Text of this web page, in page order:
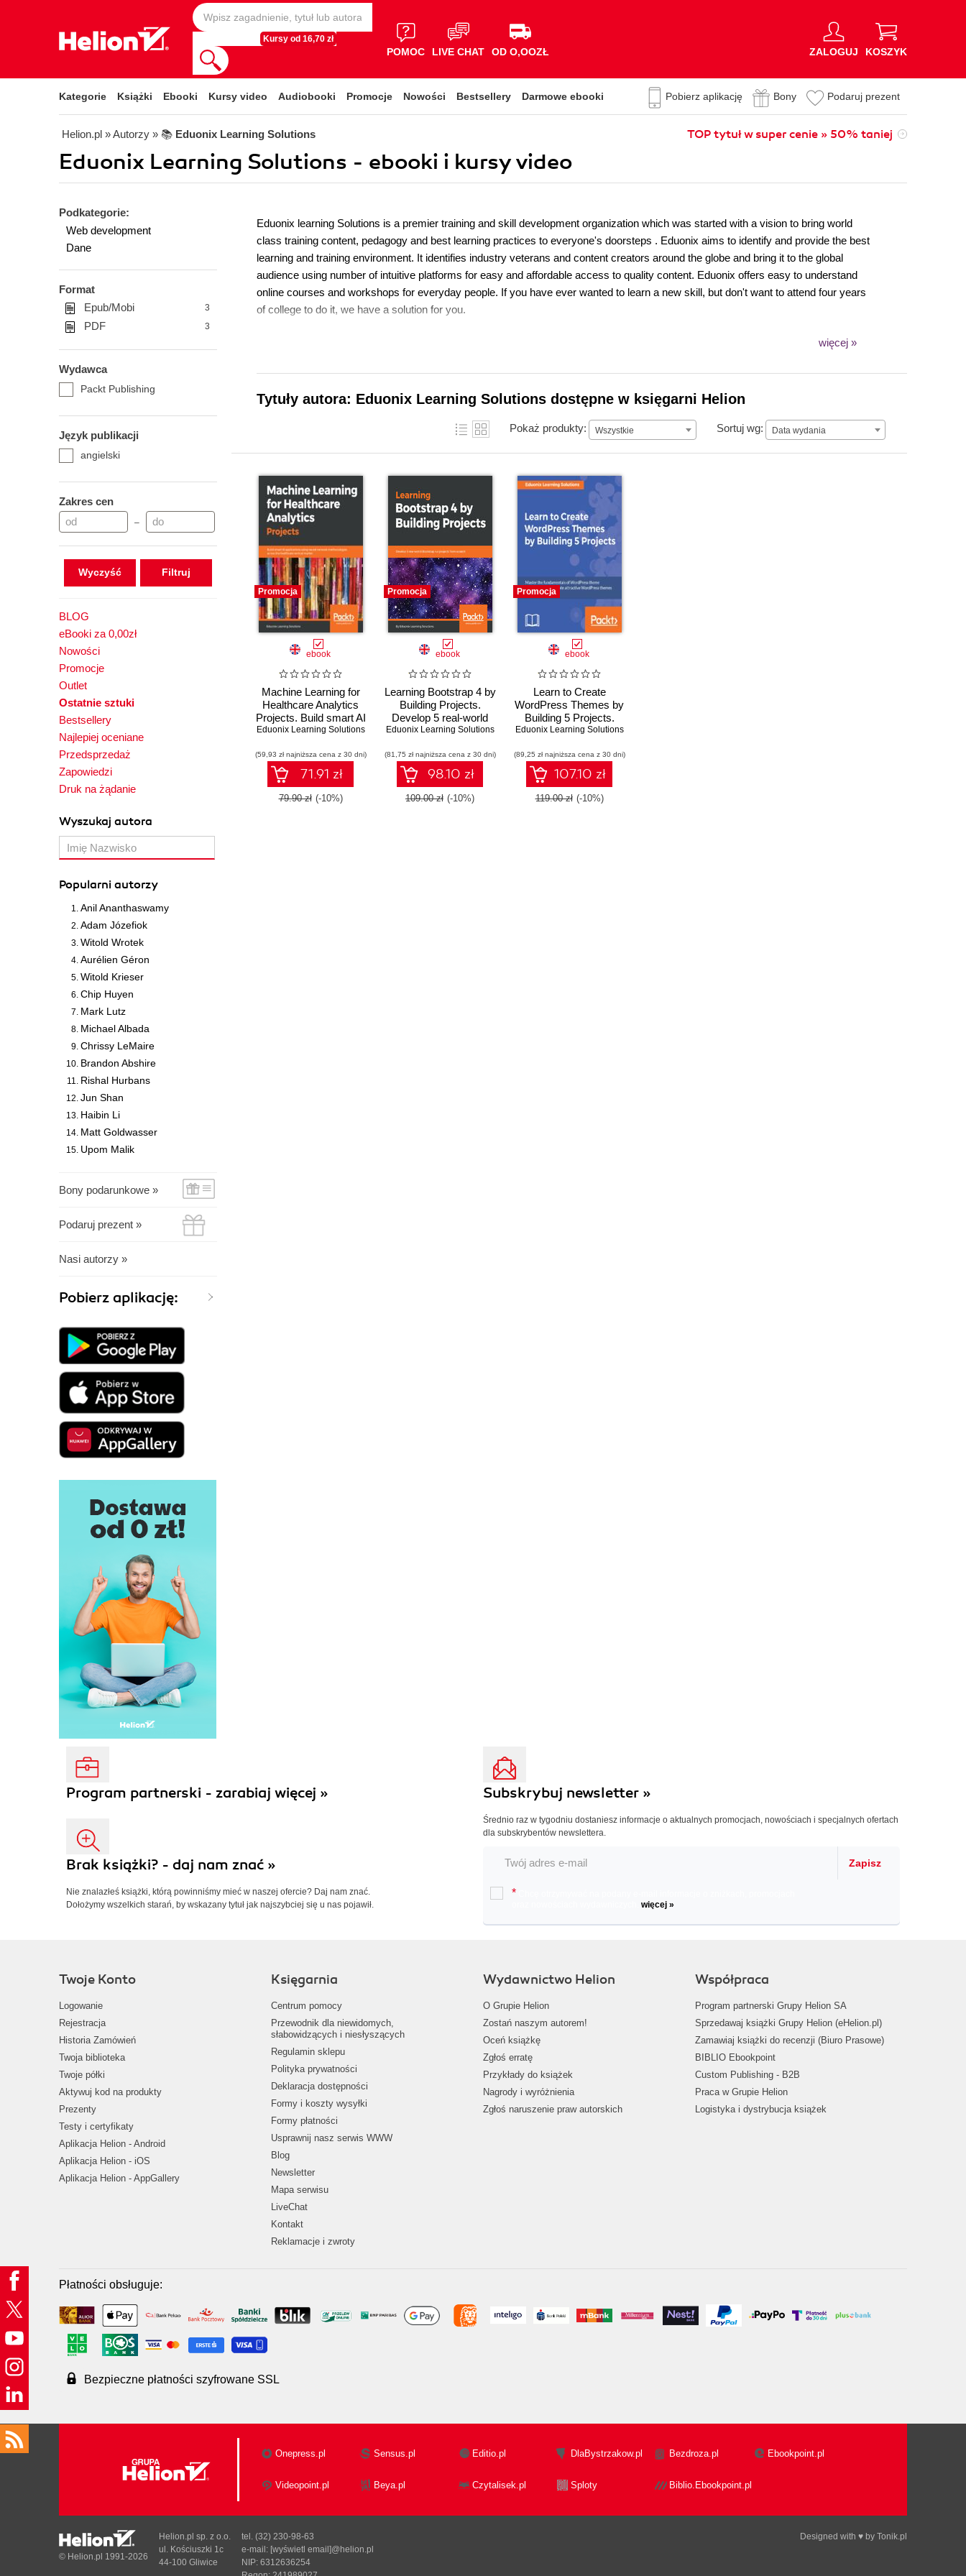
Kursy od 16,70 zł
POMOC LIVE CHAT OD O,OOZŁ ZALOGUJ KOSZYK
Kategorie Książki Ebooki Kursy video Audiobooki Promocje Nowości Bestsellery Darmowe ebooki Pobierz aplikację Bony Podaruj prezent
Helion.pl » Autorzy » 📚 Eduonix Learning Solutions TOP tytuł w super cenie » 50% taniej
Eduonix Learning Solutions - ebooki i kursy video
Podkategorie:
Web development
Dane
Format
Epub/Mobi
3
PDF 3
Wydawca
Packt Publishing
Język publikacji
angielski
Zakres cen
–
Wyczyść
BLOG
eBooki za 0,00zł
Nowości
Promocje
Outlet
Ostatnie sztuki
Bestsellery
Najlepiej oceniane
Przedsprzedaż
Zapowiedzi
Druk na żądanie
Wyszukaj autora
Popularni autorzy
Anil Ananthaswamy
Adam Józefiok
Witold Wrotek
Aurélien Géron
Witold Krieser
Chip Huyen
Mark Lutz
Michael Albada
Chrissy LeMaire
Brandon Abshire
Rishal Hurbans
Jun Shan
Haibin Li
Matt Goldwasser
Upom Malik
Bony podarunkowe »
Podaruj prezent »
Nasi autorzy »
Pobierz aplikację:
Eduonix learning Solutions is a premier training and skill development organization which was started with a vision to bring world
class training content, pedagogy and best learning practices to everyone's doorsteps . Eduonix aims to identify and provide the best
learning and training environment. It identifies industry veterans and content creators around the globe and bring it to the global
audience using number of intuitive platforms for easy and affordable access to quality content. Eduonix offers easy to understand
online courses and workshops for everyday people. If you have ever wanted to learn a new skill, but don't want to attend four years
of college to do it, we have a solution for you.
więcej »
Tytuły autora: Eduonix Learning Solutions dostępne w księgarni Helion
Pokaż produkty: Wszystkie Sortuj wg: Data wydania
Data wydania
Promocja
ebook
Machine Learning for
Healthcare Analytics
Projects. Build smart AI
applications using
methodologies across
the healthcare vertical
market
Eduonix Learning Solutions
(59,93 zł najniższa cena z 30 dni)
71.91 zł
79.90 zł (-10%)
Promocja
ebook
Learning Bootstrap 4 by
Building Projects.
Develop 5 real-world
Bootstrap 4.x projects
Eduonix Learning Solutions
(81,75 zł najniższa cena z 30 dni)
98.10 zł
109.00 zł (-10%)
Promocja
ebook
Learn to Create
WordPress Themes by
Building 5 Projects.
Master the
WordPress theme
development and
create attractive
WordPress themes
Eduonix Learning Solutions
(89,25 zł najniższa cena z 30 dni)
107.10 zł
119.00 zł (-10%)
Program partnerski - zarabiaj więcej »
Brak książki? - daj nam znać »
Nie znalazłeś książki, którą powinniśmy mieć w naszej ofercie? Daj nam znać.
Dołożymy wszelkich starań, by wskazany tytuł jak najszybciej się u nas pojawił.
Subskrybuj newsletter »
Średnio raz w tygodniu dostaniesz informacje o aktualnych promocjach, nowościach i specjalnych ofertach
dla subskrybentów newslettera.
Zapisz
*
więcej »
Twoje Konto
Logowanie
Rejestracja
Historia Zamówień
Twoja biblioteka
Twoje półki
Aktywuj kod na produkty
Prezenty
Testy i certyfikaty
Aplikacja Helion - Android
Aplikacja Helion - iOS
Aplikacja Helion - AppGallery
Księgarnia
Centrum pomocy
Przewodnik dla niewidomych,
słabowidzących i niesłyszących
Regulamin sklepu
Polityka prywatności
Deklaracja dostępności
Formy i koszty wysyłki
Formy płatności
Usprawnij nasz serwis WWW
Blog
Newsletter
Mapa serwisu
LiveChat
Kontakt
Reklamacje i zwroty
Wydawnictwo Helion
O Grupie Helion
Zostań naszym autorem!
Oceń książkę
Zgłoś erratę
Przykłady do książek
Nagrody i wyróżnienia
Zgłoś naruszenie praw autorskich
Współpraca
Program partnerski Grupy Helion SA
Sprzedawaj książki Grupy Helion (eHelion.pl)
Zamawiaj książki do recenzji (Biuro Prasowe)
BIBLIO Ebookpoint
Custom Publishing - B2B
Praca w Grupie Helion
Logistyka i dystrybucja książek
Płatności obsługuje:
Bezpieczne płatności szyfrowane SSL
Onepress.pl Sensus.pl Editio.pl DlaBystrzakow.pl Bezdroza.pl Ebookpoint.pl
Videopoint.pl Beya.pl Czytalisek.pl Sploty Biblio.Ebookpoint.pl
Designed with ♥ by Tonik.pl
© Helion.pl 1991-2026
Helion.pl sp. z o.o.
ul. Kościuszki 1c
44-100 Gliwice
tel. (32) 230-98-63
e-mail: [wyświetl email]@helion.pl
NIP: 6312636254